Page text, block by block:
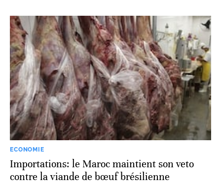
ECONOMIE
Importations: le Maroc maintient son veto
contre la viande de bœuf brésilienne